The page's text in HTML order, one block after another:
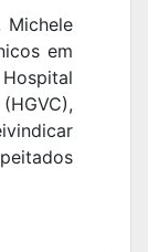
Michele
em